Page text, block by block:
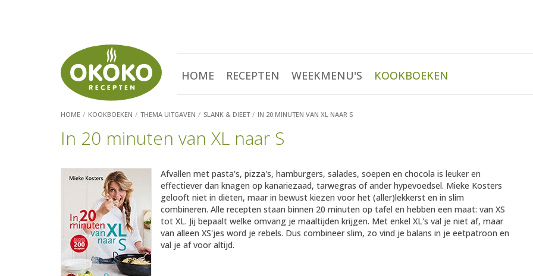
HOME RECEPTEN WEEKMENU'S KOOKBOEKEN
HOME KOOKBOEKEN THEMA UITGAVEN SLANK & DIEET IN 20 MINUTEN VAN XL NAAR S
In 20 minuten van XL naar S
Afvallen met pasta's, pizza's, hamburgers, salades, soepen en chocola is leuker en
effectiever dan knagen op kanariezaad, tarwegras of ander hypevoedsel. Mieke Kosters
gelooft niet in diëten, maar in bewust kiezen voor het (aller)lekkerst en in slim
combineren. Alle recepten staan binnen 20 minuten op tafel en hebben een maat: van XS
tot XL. Jij bepaalt welke omvang je maaltijden krijgen. Met enkel XL's val je niet af, maar
van alleen XS'jes word je rebels. Dus combineer slim, zo vind je balans in je eetpatroon en
val je af voor altijd.